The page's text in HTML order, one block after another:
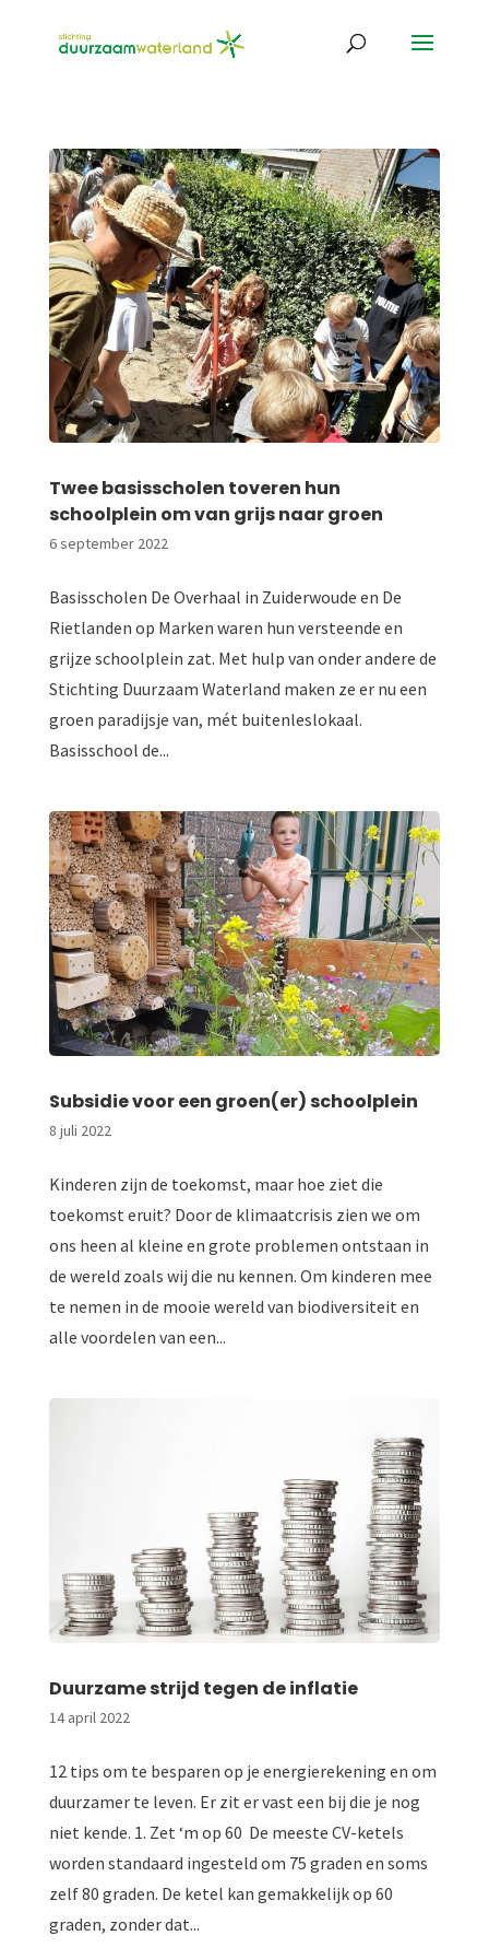
Twee basisscholen toveren hun
schoolplein om van grijs naar groen
6 september 2022
Basisscholen De Overhaal in Zuiderwoude en De
Rietlanden op Marken waren hun versteende en
grijze schoolplein zat. Met hulp van onder andere de
Stichting Duurzaam Waterland maken ze er nu een
groen paradijsje van, mét buitenleslokaal.
Basisschool de...
Subsidie voor een groen(er) schoolplein
8 juli 2022
Kinderen zijn de toekomst, maar hoe ziet die
toekomst eruit? Door de klimaatcrisis zien we om
ons heen al kleine en grote problemen ontstaan in
de wereld zoals wij die nu kennen. Om kinderen mee
te nemen in de mooie wereld van biodiversiteit en
alle voordelen van een...
Duurzame strijd tegen de inflatie
14 april 2022
12 tips om te besparen op je energierekening en om
duurzamer te leven. Er zit er vast een bij die je nog
niet kende. 1. Zet ‘m op 60 De meeste CV-ketels
worden standaard ingesteld om 75 graden en soms
zelf 80 graden. De ketel kan gemakkelijk op 60
graden, zonder dat...